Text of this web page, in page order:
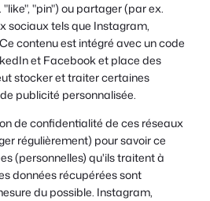
"pin") ou partager (par ex.
sociaux tels que Instagram,
contenu est intégré avec un code
et Facebook et place des
stocker et traiter certaines
publicité personnalisée.
de confidentialité de ces réseaux
régulièrement) pour savoir ce
(personnelles) qu'ils traitent à
données récupérées sont
du possible. Instagram,